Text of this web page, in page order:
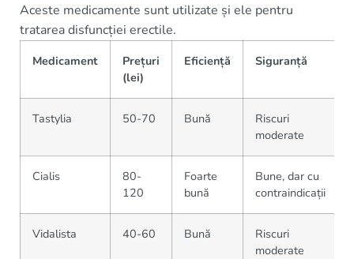
Aceste medicamente sunt utilizate și ele pentru
tratarea disfuncției erectile.
Medicament
Prețuri
(lei)
Eficiență Siguranță
Tastylia 50-70 Bună
Riscuri
moderate
Cialis
80-
120
Foarte
bună
Bune, dar cu
contraindicații
Vidalista 40-60 Bună
Riscuri
moderate